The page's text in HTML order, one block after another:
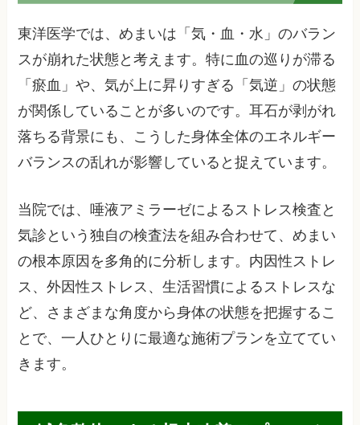
東洋医学では、めまいは「気・血・水」のバラン
スが崩れた状態と考えます。特に血の巡りが滞る
「瘀血」や、気が上に昇りすぎる「気逆」の状態
が関係していることが多いのです。耳石が剥がれ
落ちる背景にも、こうした身体全体のエネルギー
バランスの乱れが影響していると捉えています。
当院では、唾液アミラーゼによるストレス検査と
気診という独自の検査法を組み合わせて、めまい
の根本原因を多角的に分析します。内因性ストレ
ス、外因性ストレス、生活習慣によるストレスな
ど、さまざまな角度から身体の状態を把握するこ
とで、一人ひとりに最適な施術プランを立ててい
きます。